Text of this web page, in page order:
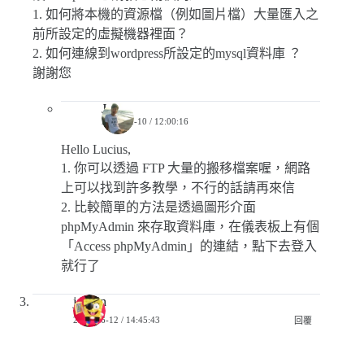
1. 如何將本機的資源檔（例如圖片檔）大量匯入之
前所設定的虛擬機器裡面？
2. 如何連線到wordpress所設定的mysql資料庫 ？
謝謝您
Jerry
2019-02-10 / 12:00:16
Hello Lucius,
1. 你可以透過 FTP 大量的搬移檔案喔，網路
上可以找到許多教學，不行的話請再來信
2. 比較簡單的方法是透過圖形介面
phpMyAdmin 來存取資料庫，在儀表板上有個
「Access phpMyAdmin」的連結，點下去登入
就行了
jormin
2018-06-12 / 14:45:43 回覆